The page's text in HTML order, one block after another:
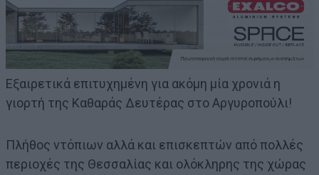
Εξαιρετικά επιτυχημένη για ακόμη μία χρονιά η
γιορτή της Καθαράς Δευτέρας στο Αργυροπούλι!
Πλήθος ντόπιων αλλά και επισκεπτών από πολλές
περιοχές της Θεσσαλίας και ολόκληρης της χώρας